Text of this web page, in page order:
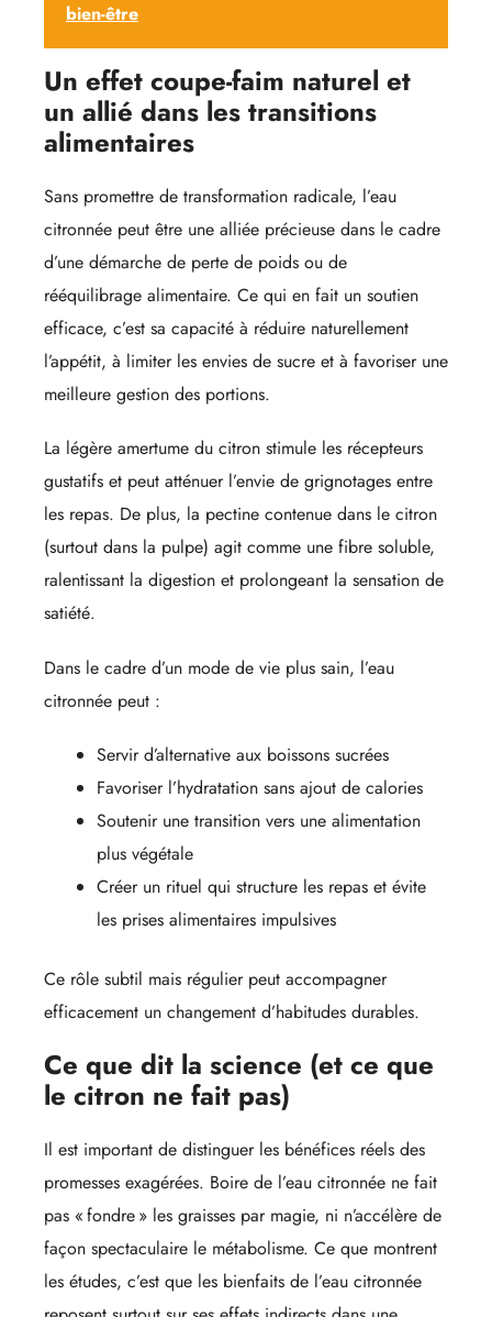
bien-être
Un effet coupe-faim naturel et
un allié dans les transitions
alimentaires
Sans promettre de transformation radicale, l’eau
citronnée peut être une alliée précieuse dans le cadre
d’une démarche de perte de poids ou de
rééquilibrage alimentaire. Ce qui en fait un soutien
efficace, c’est sa capacité à réduire naturellement
l’appétit, à limiter les envies de sucre et à favoriser une
meilleure gestion des portions.
La légère amertume du citron stimule les récepteurs
gustatifs et peut atténuer l’envie de grignotages entre
les repas. De plus, la pectine contenue dans le citron
(surtout dans la pulpe) agit comme une fibre soluble,
ralentissant la digestion et prolongeant la sensation de
satiété.
Dans le cadre d’un mode de vie plus sain, l’eau
citronnée peut :
Servir d’alternative aux boissons sucrées
Favoriser l’hydratation sans ajout de calories
Soutenir une transition vers une alimentation
plus végétale
Créer un rituel qui structure les repas et évite
les prises alimentaires impulsives
Ce rôle subtil mais régulier peut accompagner
efficacement un changement d’habitudes durables.
Ce que dit la science (et ce que
le citron ne fait pas)
Il est important de distinguer les bénéfices réels des
promesses exagérées. Boire de l’eau citronnée ne fait
pas « fondre » les graisses par magie, ni n’accélère de
façon spectaculaire le métabolisme. Ce que montrent
les études, c’est que les bienfaits de l’eau citronnée